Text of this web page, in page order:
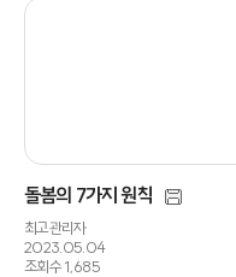
돌봄의 7가지 원칙
최고관리자
2023.05.04
조회수 1,685